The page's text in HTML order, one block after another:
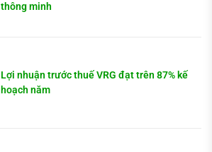
thông minh
Lợi nhuận trước thuế VRG đạt trên 87% kế
hoạch năm